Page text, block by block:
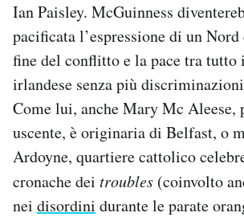
Ian Paisley. McGuinness
pacificata l’espressione di un
fine del conflitto e la pace tra tutto
irlandese senza più
Come lui, anche Mary Mc Aleese,
uscente, è originaria di Belfast, o
Ardoyne, quartiere cattolico
cronache dei troubles (coinvolto
nei disordini durante le parate